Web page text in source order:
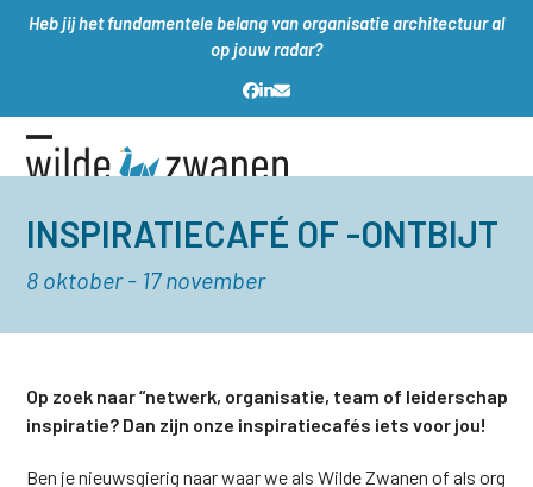
SkipHeb jij het fundamentele belang van organisatie architectuur al
op jouw radar?
Facebook
LinkedIn
E-
mail
Open
menu
Close
menu
INSPIRATIECAFÉ OF -ONTBIJT
8 oktober- 17 november
Op zoek naar “netwerk, organisatie, team of leiderschap”
inspiratie? Dan zijn onze inspiratiecafés iets voor jou!
Ben je nieuwsgierig naar waar we als Wilde Zwanen of als